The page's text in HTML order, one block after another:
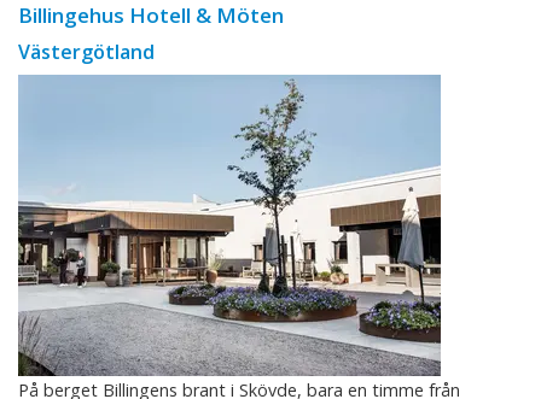
Billingehus Hotell & Möten
Västergötland
På berget Billingens brant i Skövde, bara en timme från